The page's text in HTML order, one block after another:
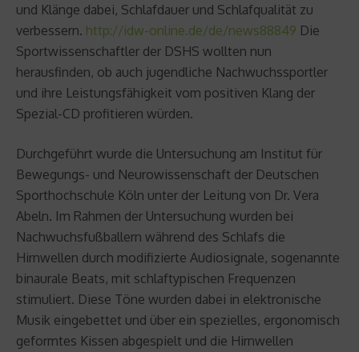
und Klänge dabei, Schlafdauer und Schlafqualität zu
verbessern. http://idw-online.de/de/news88849 Die
Sportwissenschaftler der DSHS wollten nun
herausfinden, ob auch jugendliche Nachwuchssportler
und ihre Leistungsfähigkeit vom positiven Klang der
Spezial-CD profitieren würden.
Durchgeführt wurde die Untersuchung am Institut für
Bewegungs- und Neurowissenschaft der Deutschen
Sporthochschule Köln unter der Leitung von Dr. Vera
Abeln. Im Rahmen der Untersuchung wurden bei
Nachwuchsfußballern während des Schlafs die
Hirnwellen durch modifizierte Audiosignale, sogenannte
binaurale Beats, mit schlaftypischen Frequenzen
stimuliert. Diese Töne wurden dabei in elektronische
Musik eingebettet und über ein spezielles, ergonomisch
geformtes Kissen abgespielt und die Hirnwellen